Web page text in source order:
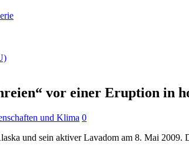
vor einer Eruption in
und Klima 0